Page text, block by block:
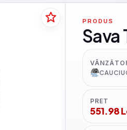
PRODUS
Sava
PRET
551.98